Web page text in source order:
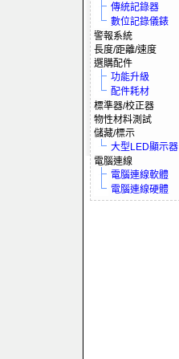
傳統記錄器
數位記錄儀錶
警報系統
長度/距離/速度
選購配件
功能升級
配件耗材
標準器/校正器
物性材料測試
儲藏/標示
大型LED顯示器
電腦連線
電腦連線軟體
電腦連線硬體